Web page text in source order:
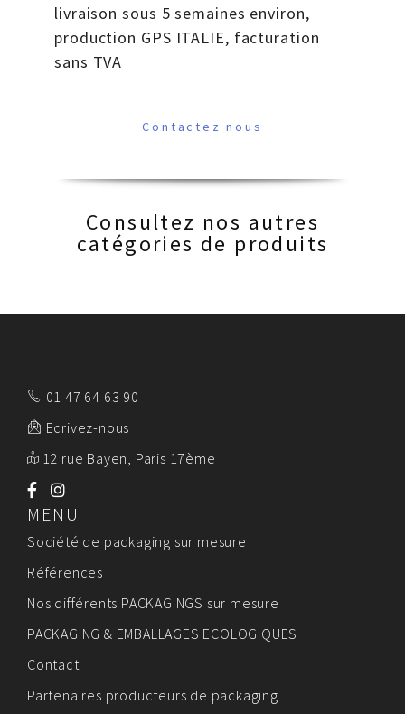
livraison sous 5 semaines environ,
production GPS ITALIE, facturation
sans TVA
Contactez nous
Consultez nos autres
catégories de produits
01 47 64 63 90
Ecrivez-nous
12 rue Bayen, Paris 17ème
MENU
Société de packaging sur mesure
Références
Nos différents PACKAGINGS sur mesure
PACKAGING & EMBALLAGES ECOLOGIQUES
Contact
Partenaires producteurs de packaging